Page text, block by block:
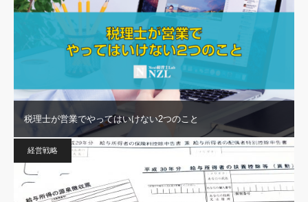
税理士が営業でやってはいけない2つのこと
経営戦略